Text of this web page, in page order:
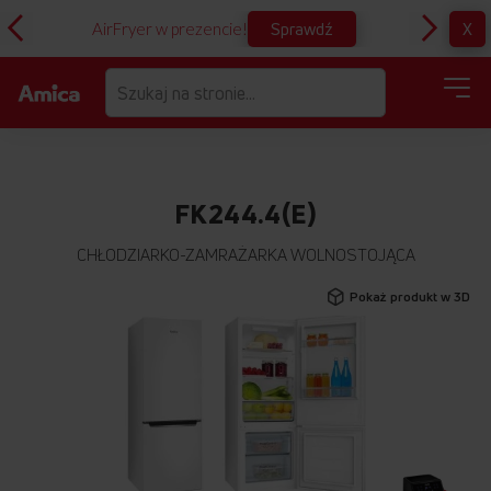
AirFryer w prezencie! Sprawdź X
FK244.4(E)
CHŁODZIARKO-ZAMRAŻARKA WOLNOSTOJĄCA
Pokaż produkt w 3D